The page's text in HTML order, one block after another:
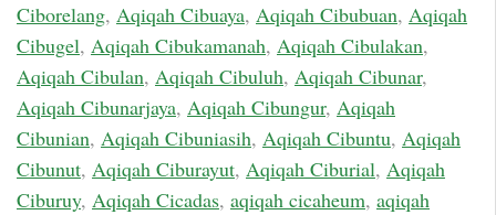
Ciborelang, Aqiqah Cibuaya, Aqiqah Cibubuan, Aqiqah
Cibugel, Aqiqah Cibukamanah, Aqiqah Cibulakan,
Aqiqah Cibulan, Aqiqah Cibuluh, Aqiqah Cibunar,
Aqiqah Cibunarjaya, Aqiqah Cibungur, Aqiqah
Cibunian, Aqiqah Cibuniasih, Aqiqah Cibuntu, Aqiqah
Cibunut, Aqiqah Ciburayut, Aqiqah Ciburial, Aqiqah
Ciburuy, Aqiqah Cicadas, aqiqah cicaheum, aqiqah